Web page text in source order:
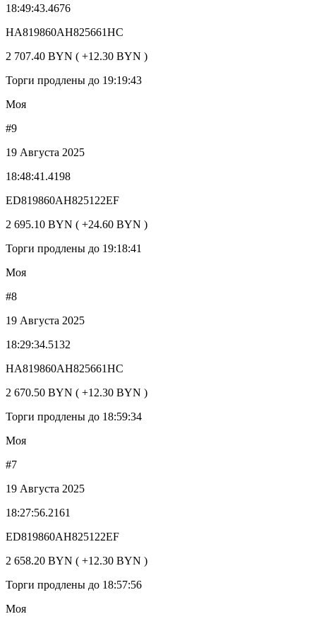
18:49:43.4676
HA819860AH825661HC
2 707.40 BYN ( +12.30 BYN )
Торги продлены до 19:19:43
Моя
#9
19 Августа 2025
18:48:41.4198
ED819860AH825122EF
2 695.10 BYN ( +24.60 BYN )
Торги продлены до 19:18:41
Моя
#8
19 Августа 2025
18:29:34.5132
HA819860AH825661HC
2 670.50 BYN ( +12.30 BYN )
Торги продлены до 18:59:34
Моя
#7
19 Августа 2025
18:27:56.2161
ED819860AH825122EF
2 658.20 BYN ( +12.30 BYN )
Торги продлены до 18:57:56
Моя